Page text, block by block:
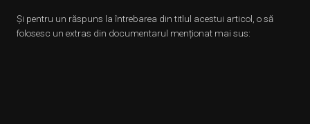
Și pentru un răspuns la întrebarea din titlul acestui articol, o să
folosesc un extras din documentarul menționat mai sus: